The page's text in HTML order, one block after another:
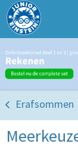
Erafsommen